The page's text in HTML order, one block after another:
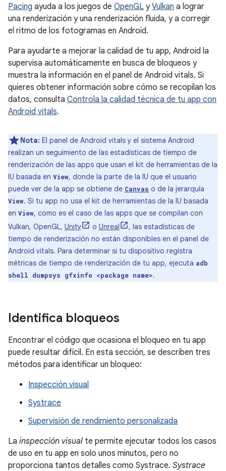
Pacing ayuda a los juegos de OpenGL yVulkan a lograr
una renderización y una renderización fluida, y a corregir
el ritmo de los fotogramas en Android.
Para ayudarte a mejorar la calidad de tu app, Android la
supervisa automáticamente en busca de bloqueos y
muestra la información en el panel de Android vitals. Si
quieres obtener información sobre cómo se recopilan los
datos, consulta Controla la calidad técnica de tu app con
Android vitals.
Nota: El panel de Android vitals y el sistema Android
realizan un seguimiento de las estadísticas de tiempo de
renderización de las apps que usan el kit de herramientas de la
IU basada en View, donde la parte de la IU que el usuario
puede ver de la app se obtiene de Canvas o de la jerarquía
View. Si tu app no usa el kit de herramientas de la IU basada
en View, como es el caso de las apps que se compilan con
Vulkan, OpenGL, Unity o Unreal
, las estadísticas de
tiempo de renderización no están disponibles en el panel de
Android vitals. Para determinar si tu dispositivo registra
métricas de tiempo de renderización de tu app, ejecuta adb
shell dumpsys gfxinfo <package name>.
Identifica bloqueos
Encontrar el código que ocasiona el bloqueo en tu app
puede resultar difícil. En esta sección, se describen tres
métodos para identificar un bloqueo:
Inspección visual
Systrace
Supervisión de rendimiento personalizada
La inspección visual te permite ejecutar todos los casos
de uso en tu app en solo unos minutos, pero no
proporciona tantos detalles como Systrace. Systrace